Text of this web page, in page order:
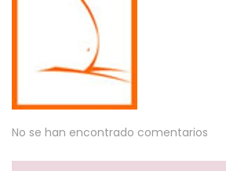
No se han encontrado comentarios